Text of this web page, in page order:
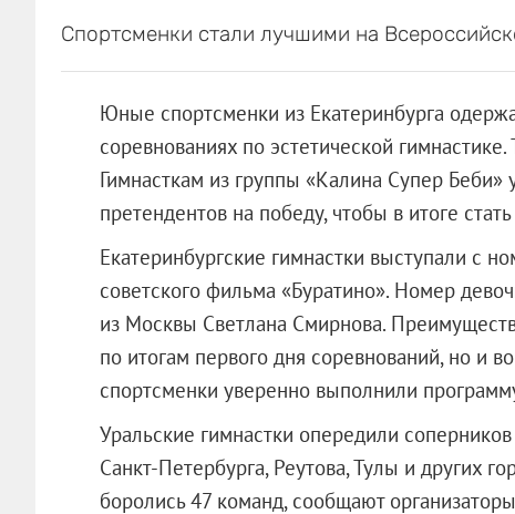
Спортсменки стали лучшими на
Юные спортсменки из Екатеринбурга
соревнованиях по эстетической
Гимнасткам из группы «Калина Супер Беби»
претендентов на победу, чтобы в итоге
Екатеринбургские гимнастки выступали с
советского фильма «Буратино». Номер
из Москвы Светлана Смирнова.
по итогам первого дня соревнований, но и
спортсменки уверенно выполнили
Уральские гимнастки опередили
Санкт-Петербурга, Реутова, Тулы и других
боролись 47 команд, сообщают